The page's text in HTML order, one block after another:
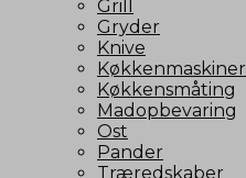
Grill
Gryder
Knive
Køkkenmaskiner
Køkkensmåting
Madopbevaring
Ost
Pander
Træredskaber